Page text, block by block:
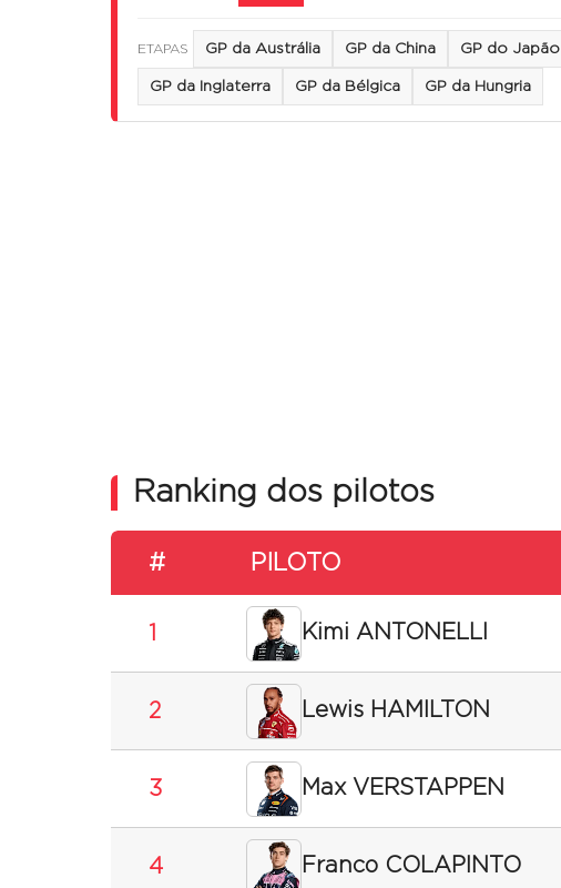
ETAPAS GP da Austrália GP da China GP do Japão
GP da Inglaterra GP da Bélgica GP da Hungria
Ranking dos pilotos
# PILOTO
1 Kimi ANTONELLI
2 Lewis HAMILTON
3 Max VERSTAPPEN
4 Franco COLAPINTO